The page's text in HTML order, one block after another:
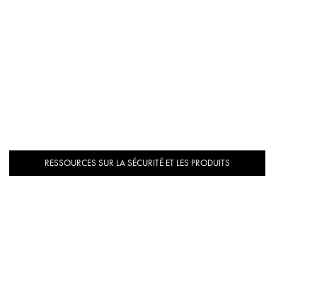
RESSOURCES SUR LA SÉCURITÉ ET LES PRODUITS